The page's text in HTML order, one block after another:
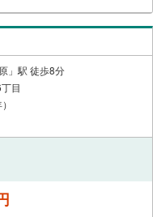
」駅 徒歩8分
目